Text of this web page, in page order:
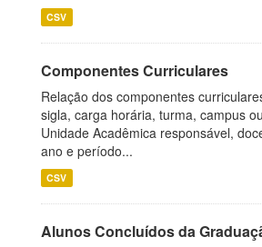
CSV
Componentes Curriculares
Relação dos componentes
sigla, carga horária, turma, campus
Unidade Acadêmica responsável,
ano e período...
CSV
Alunos Concluídos da